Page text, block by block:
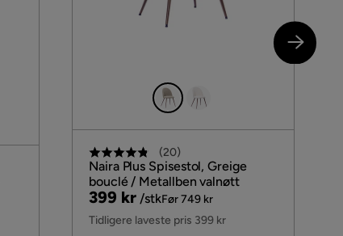
(20)
Naira Plus Spisestol, Greige
bouclé / Metallben valnøtt
Pris
399 kr /stk
Original
Pris
Før 749 kr
Tidligere laveste pris 399 kr